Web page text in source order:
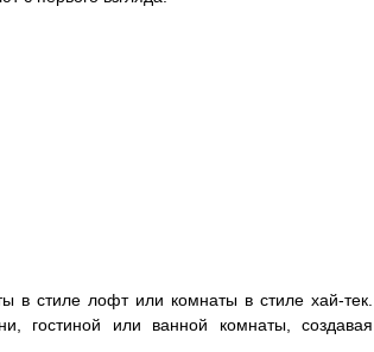
в стиле лофт или комнаты в стиле хай-тек.
гостиной или ванной комнаты, создавая